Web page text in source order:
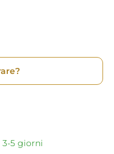
3-5 giorni